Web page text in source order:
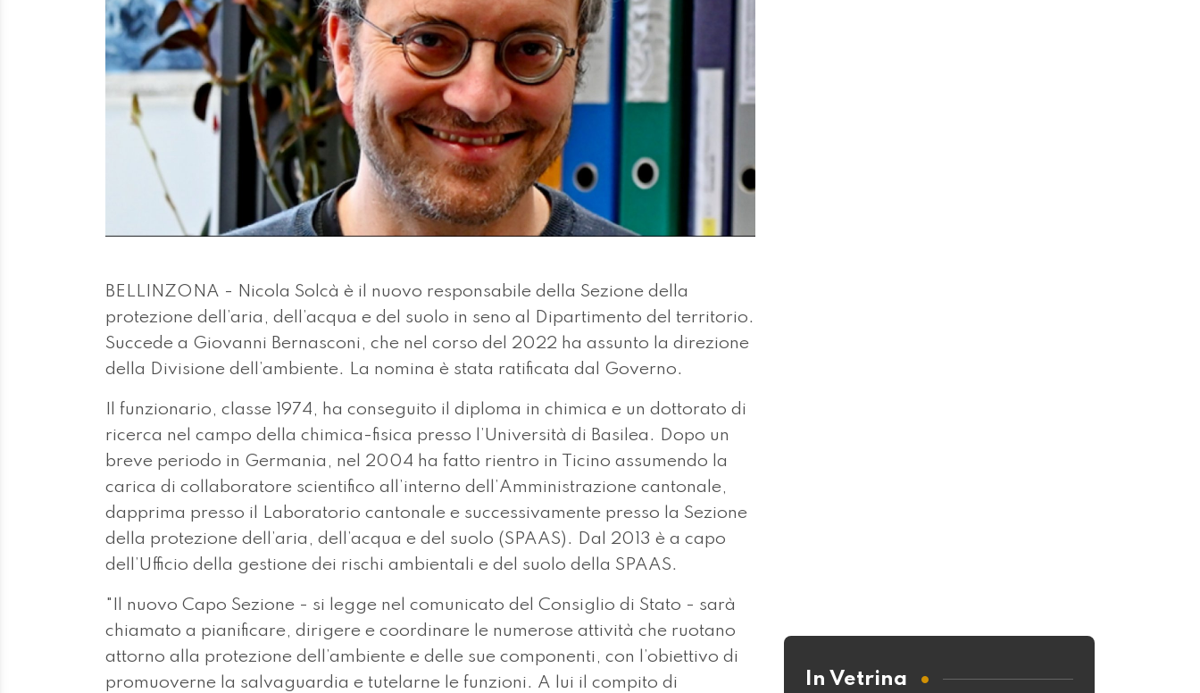
BELLINZONA - Nicola Solcà è il nuovo responsabile della Sezione della
protezione dell’aria, dell’acqua e del suolo in seno al Dipartimento del territorio.
Succede a Giovanni Bernasconi, che nel corso del 2022 ha assunto la direzione
della Divisione dell’ambiente. La nomina è stata ratificata dal Governo.
Il funzionario, classe 1974, ha conseguito il diploma in chimica e un dottorato di
ricerca nel campo della chimica-fisica presso l’Università di Basilea. Dopo un
breve periodo in Germania, nel 2004 ha fatto rientro in Ticino assumendo la
carica di collaboratore scientifico all’interno dell’Amministrazione cantonale,
dapprima presso il Laboratorio cantonale e successivamente presso la Sezione
della protezione dell’aria, dell’acqua e del suolo (SPAAS). Dal 2013 è a capo
dell’Ufficio della gestione dei rischi ambientali e del suolo della SPAAS.
"Il nuovo Capo Sezione - si legge nel comunicato del Consiglio di Stato - sarà
chiamato a pianificare, dirigere e coordinare le numerose attività che ruotano
attorno alla protezione dell’ambiente e delle sue componenti, con l’obiettivo di
promuoverne la salvaguardia e tutelarne le funzioni. A lui il compito di
In Vetrina